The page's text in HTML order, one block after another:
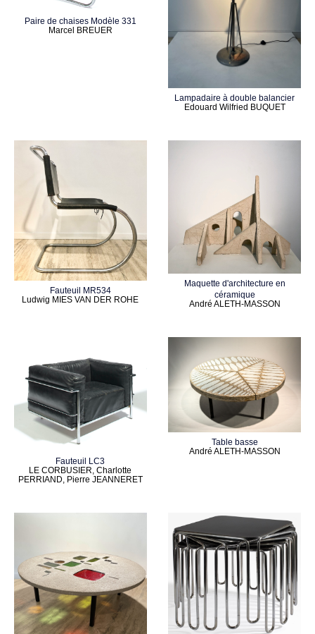
Paire de chaises Modèle 331
Marcel BREUER
Lampadaire à double balancier
Edouard Wilfried BUQUET
Fauteuil MR534
Ludwig MIES VAN DER ROHE
Maquette d'architecture en
céramique
André ALETH-MASSON
Fauteuil LC3
LE CORBUSIER, Charlotte
PERRIAND, Pierre JEANNERET
Table basse
André ALETH-MASSON